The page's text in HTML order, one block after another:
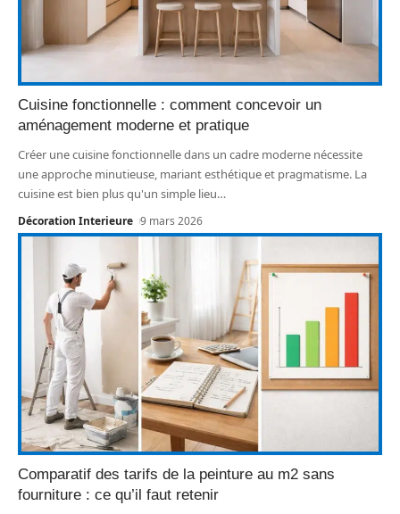
Cuisine fonctionnelle : comment concevoir un
aménagement moderne et pratique
Créer une cuisine fonctionnelle dans un cadre moderne nécessite
une approche minutieuse, mariant esthétique et pragmatisme. La
cuisine est bien plus qu'un simple lieu…
Décoration Interieure 9 mars 2026
Comparatif des tarifs de la peinture au m2 sans
fourniture : ce qu’il faut retenir